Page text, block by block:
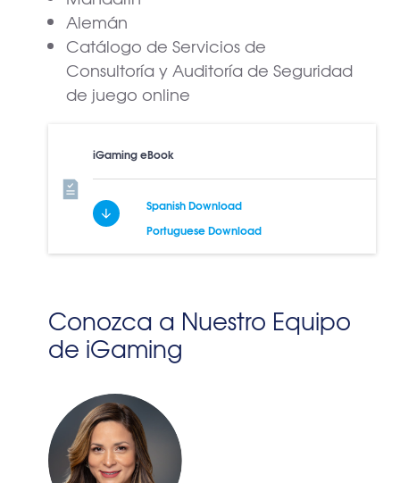
Alemán
Catálogo de Servicios de
Consultoría y Auditoría de Seguridad
de juego online
iGaming eBook
Spanish Download
Portuguese Download
Conozca a Nuestro Equipo
de iGaming